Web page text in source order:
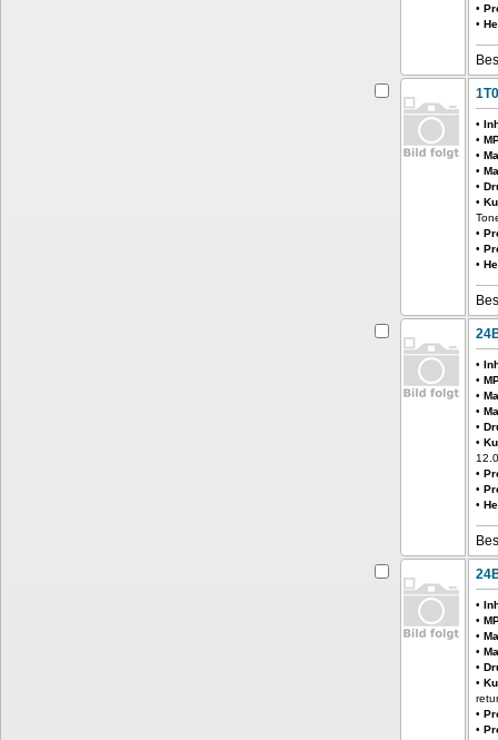
•
•
•
•
•
•
•
•
•
•
•
•
•
•
•
•
•
•
•
•
•
•
•
•
•
•
•
•